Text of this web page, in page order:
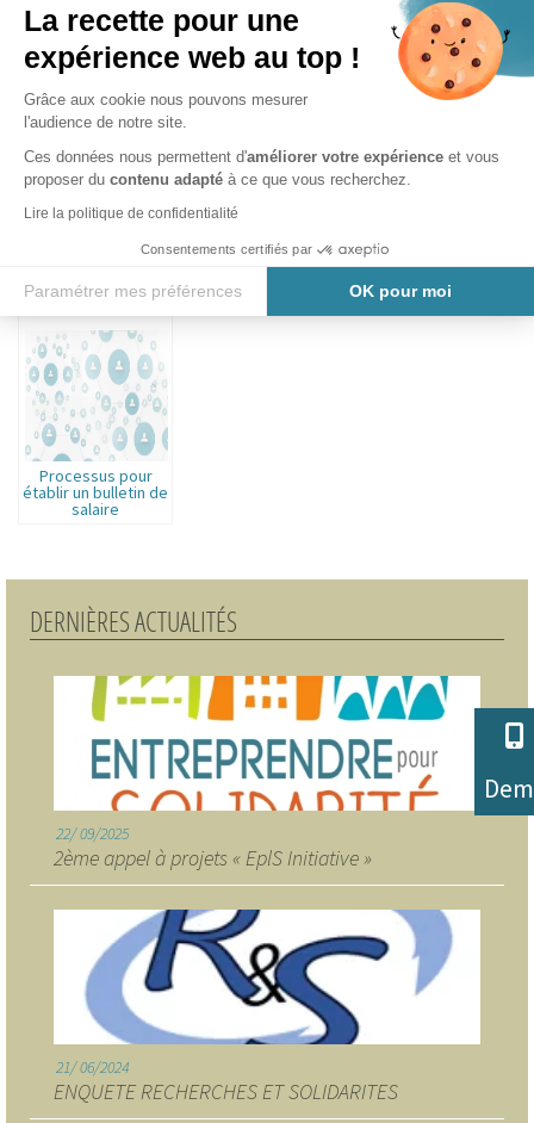
La recette pour une
expérience web au top !
Grâce aux cookie nous pouvons mesurer
l'audience de notre site.
Ces données nous permettent d'améliorer votre expérience et vous
proposer du contenu adapté à ce que vous recherchez.
Lire la politique de confidentialité
Consentements certifiés par
Paramétrer mes préférences OK pour moi
Axeptio consent
Plateforme de Gestion du Consentement : Personnalisez vos
Notre plateforme vous permet d'adapter et de gérer vos
VOUS AIMEREZ AUSSI :
Embauche d’un
salarié
Le contrat de travail
Processus pour
établir un bulletin de
salaire
DERNIÈRES ACTUALITÉS
22 09/2025
2ème appel à projets « EplS Initiative »
21 06/2024
ENQUETE RECHERCHES ET SOLIDARITES